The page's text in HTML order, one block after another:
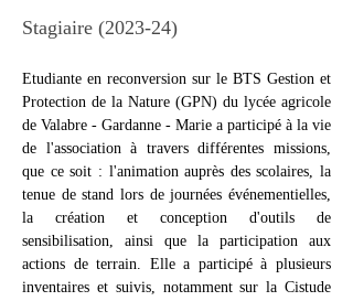
Stagiaire (2023-24)
Etudiante en reconversion sur le BTS Gestion et
Protection de la Nature (GPN) du lycée agricole
de Valabre - Gardanne - Marie a participé à la vie
de l'association à travers différentes missions,
que ce soit : l'animation auprès des scolaires, la
tenue de stand lors de journées événementielles,
la création et conception d'outils de
sensibilisation, ainsi que la participation aux
actions de terrain. Elle a participé à plusieurs
inventaires et suivis, notamment sur la Cistude